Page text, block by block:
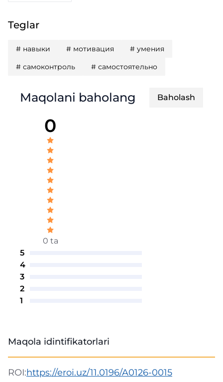
Teglar
# навыки # мотивация # умения
# самоконтроль # самостоятельно
Maqolani baholang Baholash
0
0 ta
5
4
3
2
1
Maqola idintifikatorlari
ROI:https://eroi.uz/11.0196/A0126-0015